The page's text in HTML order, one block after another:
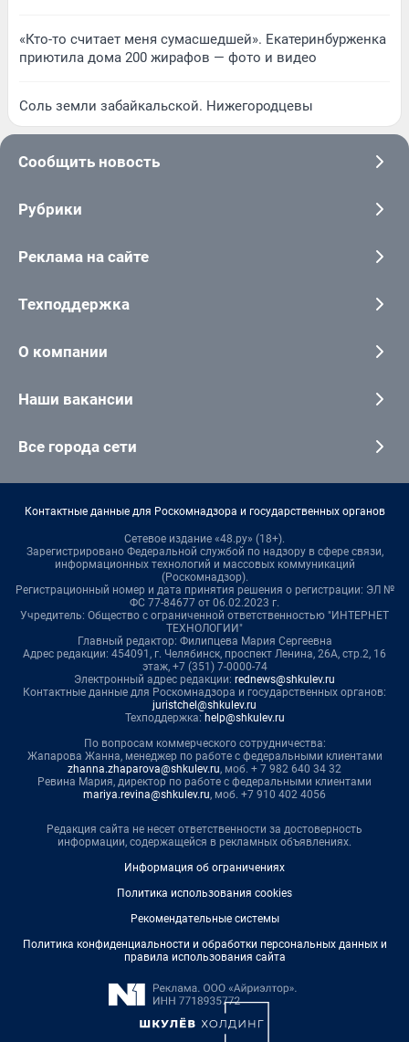
«Кто-то считает меня сумасшедшей». Екатеринбурженка
приютила дома 200 жирафов — фото и видео
Соль земли забайкальской. Нижегородцевы
Сообщить новость
Рубрики
Реклама на сайте
Техподдержка
О компании
Наши вакансии
Все города сети
Контактные данные для Роскомнадзора и государственных органов
Сетевое издание «48.ру» (18+).
Зарегистрировано Федеральной службой по надзору в сфере связи,
информационных технологий и массовых коммуникаций
(Роскомнадзор).
Регистрационный номер и дата принятия решения о регистрации: ЭЛ №
ФС 77-84677 от 06.02.2023 г.
Учредитель: Общество с ограниченной ответственностью "ИНТЕРНЕТ
ТЕХНОЛОГИИ"
Главный редактор: Филипцева Мария Сергеевна
Адрес редакции: 454091, г. Челябинск, проспект Ленина, 26А, стр.2, 16
этаж, +7 (351) 7-0000-74
Электронный адрес редакции: rednews@shkulev.ru
Контактные данные для Роскомнадзора и государственных органов:
juristchel@shkulev.ru
Техподдержка: help@shkulev.ru
По вопросам коммерческого сотрудничества:
Жапарова Жанна, менеджер по работе с федеральными клиентами
zhanna.zhaparova@shkulev.ru, моб. + 7 982 640 34 32
Ревина Мария, директор по работе с федеральными клиентами
mariya.revina@shkulev.ru, моб. +7 910 402 4056
Редакция сайта не несет ответственности за достоверность
информации, содержащейся в рекламных объявлениях.
Информация об ограничениях
Политика использования cookies
Рекомендательные системы
Политика конфиденциальности и обработки персональных данных и
правила использования сайта